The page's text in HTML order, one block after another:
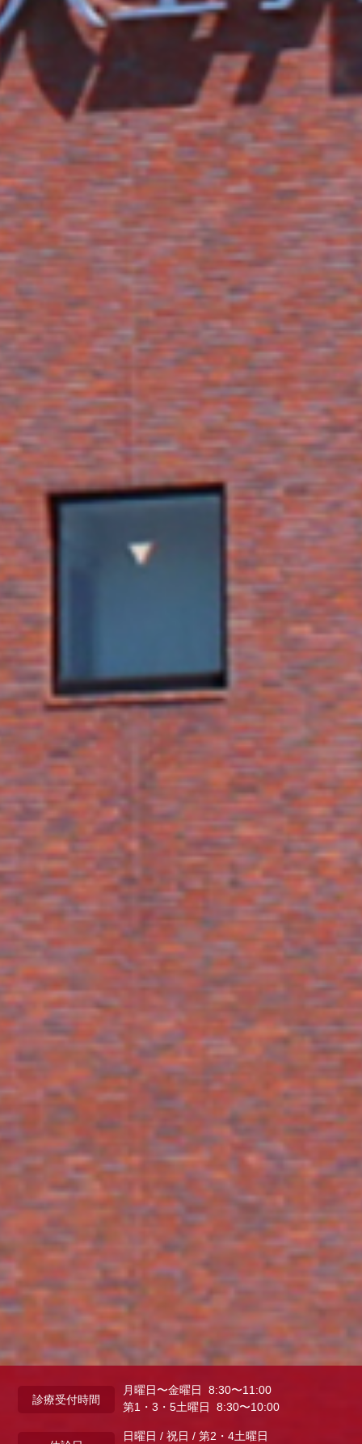
診療受付時間
月曜日〜金曜日 8:30〜11:00
第1・3・5土曜日 8:30〜10:00
日曜日 / 祝日 / 第2・4土曜日